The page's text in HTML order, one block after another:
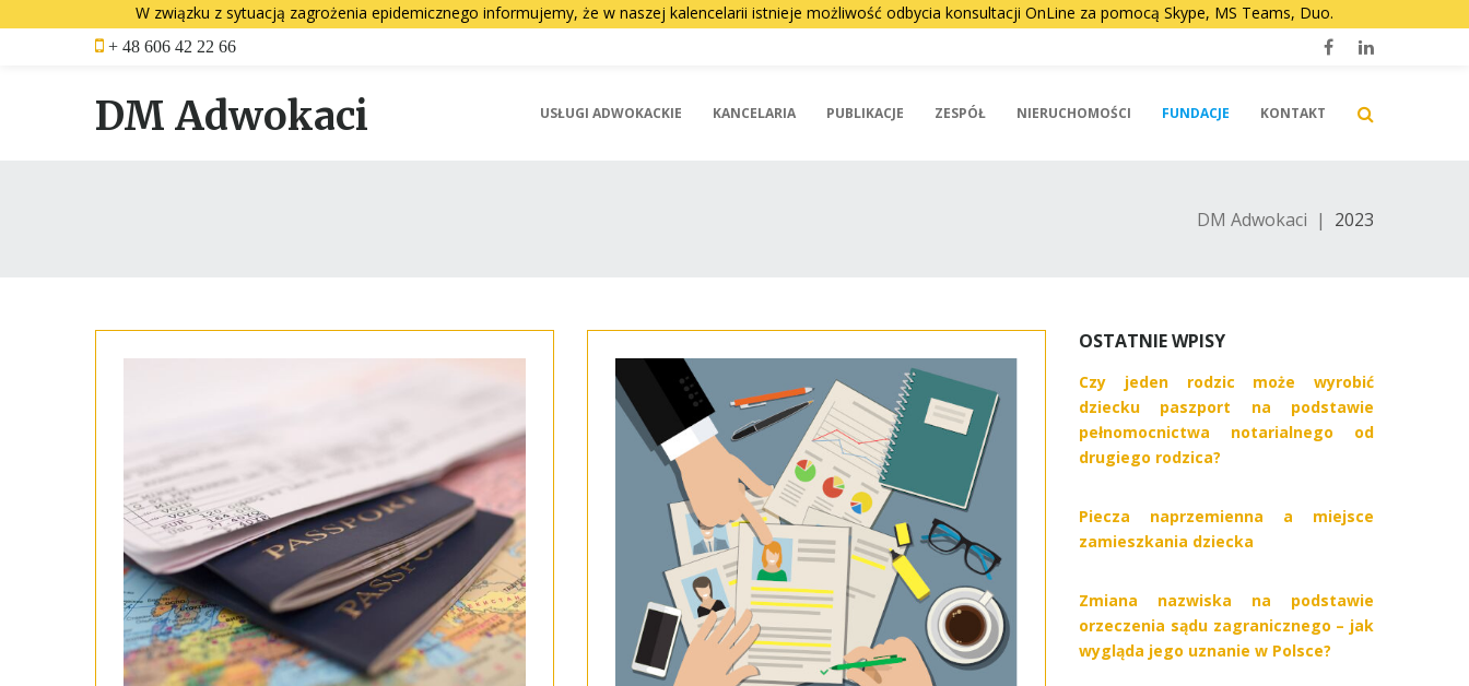
W związku z sytuacją zagrożenia epidemicznego informujemy, że w naszej kalencelarii istnieje możliwość odbycia konsultacji OnLine za pomocą Skype, MS Teams, Duo.
+ 48 606 42 22 66
DM Adwokaci USŁUGI ADWOKACKIE KANCELARIA PUBLIKACJE ZESPÓŁ NIERUCHOMOŚCI FUNDACJE KONTAKT
DM Adwokaci | 2023
2023 OSTATNIE WPISY
Czy jeden rodzic może wyrobić
dziecku paszport na podstawie
pełnomocnictwa notarialnego od
drugiego rodzica?
Piecza naprzemienna a miejsce
zamieszkania dziecka
Zmiana nazwiska na podstawie
orzeczenia sądu zagranicznego – jak
wygląda jego uznanie w Polsce?